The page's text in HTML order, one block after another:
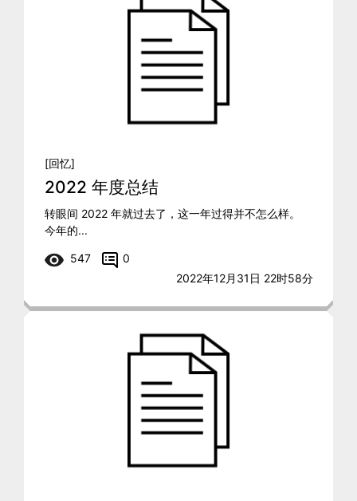
[回忆]
2022 年度总结
转眼间 2022 年就过去了，这一年过得并不怎么样。
今年的...
547
0
2022年12月31日 22时58分